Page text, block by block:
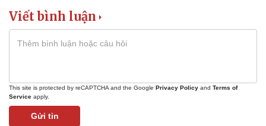
Viết bình luận
This site is protected by reCAPTCHA and the Google Privacy Policy and Terms of
Service apply.
Gửi tin